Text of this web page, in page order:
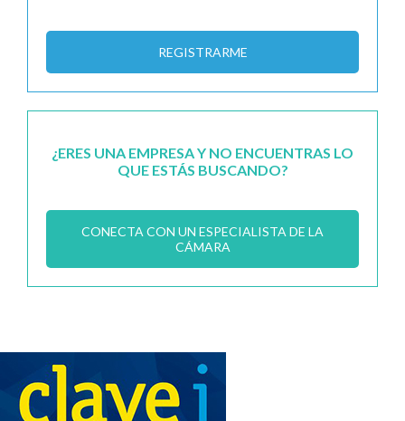
REGISTRARME
¿ERES UNA EMPRESA Y NO ENCUENTRAS LO
QUE ESTÁS BUSCANDO?
CONECTA CON UN ESPECIALISTA DE LA
CÁMARA